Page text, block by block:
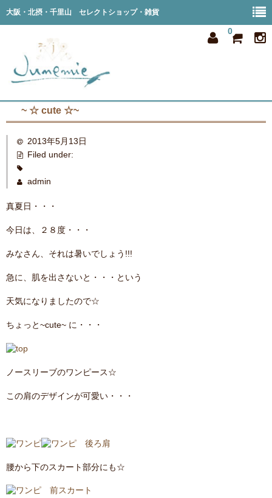
大阪・北摂・千里山 セレクトショップ・雑貨
0
all item
member
contact
~ ☆ cute ☆~
2013年5月13日
Filed under:
admin
真夏日・・・
今日は、２８度・・・
みなさん、それは暑いでしょう!!!
急に、肌を出さないと・・・という
天気になりましたので☆
ちょっと~cute~ に・・・
ノースリーブのワンピース☆
この肩のデザインが可愛い・・・
腰から下のスカート部分にも☆